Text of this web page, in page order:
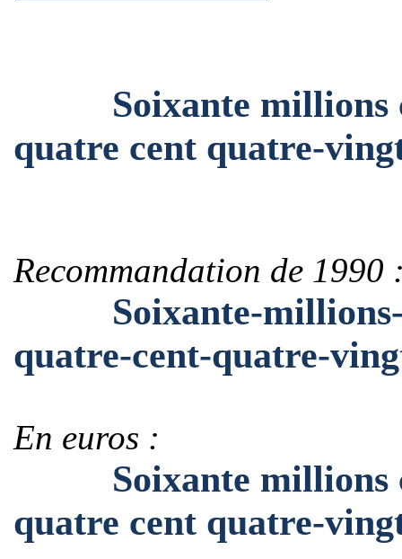
Soixante millions
quatre cent quatre-
Recommandation de 1990
Soixante-millions-
quatre-cent-quatre-
En euros :
Soixante millions
quatre cent quatre-